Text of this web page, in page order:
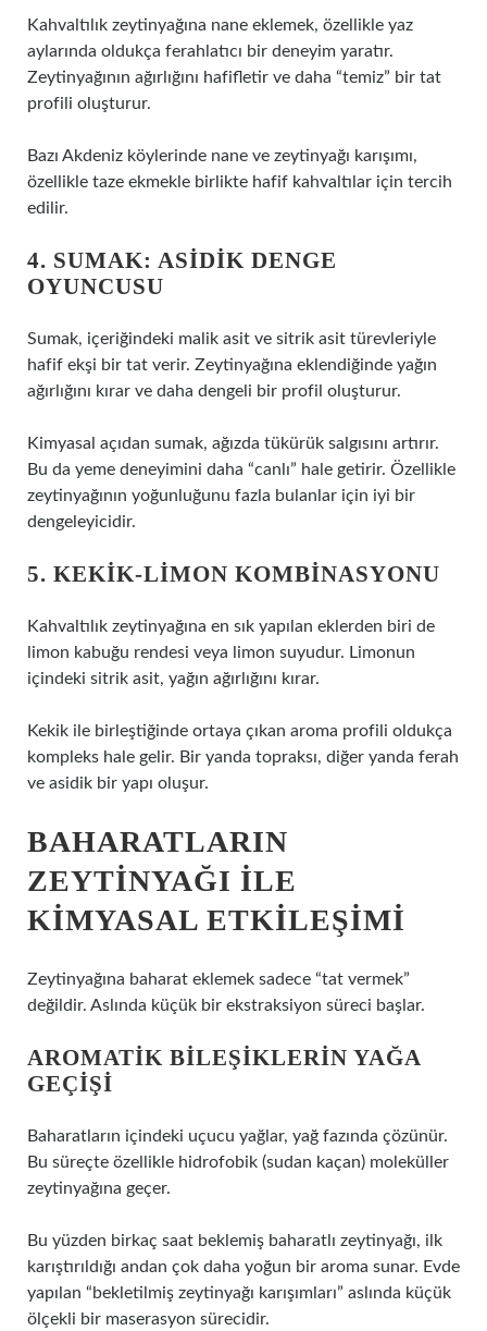
Kahvaltılık zeytinyağına nane eklemek, özellikle yaz
aylarında oldukça ferahlatıcı bir deneyim yaratır.
Zeytinyağının ağırlığını hafifletir ve daha “temiz” bir tat
profili oluşturur.
Bazı Akdeniz köylerinde nane ve zeytinyağı karışımı,
özellikle taze ekmekle birlikte hafif kahvaltılar için tercih
edilir.
4. SUMAK: ASIDIK DENGE
OYUNCUSU
Sumak, içeriğindeki malik asit ve sitrik asit türevleriyle
hafif ekşi bir tat verir. Zeytinyağına eklendiğinde yağın
ağırlığını kırar ve daha dengeli bir profil oluşturur.
Kimyasal açıdan sumak, ağızda tükürük salgısını artırır.
Bu da yeme deneyimini daha “canlı” hale getirir. Özellikle
zeytinyağının yoğunluğunu fazla bulanlar için iyi bir
dengeleyicidir.
5. KEKIK-LIMON KOMBINASYONU
Kahvaltılık zeytinyağına en sık yapılan eklerden biri de
limon kabuğu rendesi veya limon suyudur. Limonun
içindeki sitrik asit, yağın ağırlığını kırar.
Kekik ile birleştiğinde ortaya çıkan aroma profili oldukça
kompleks hale gelir. Bir yanda topraksı, diğer yanda ferah
ve asidik bir yapı oluşur.
BAHARATLARIN
ZEYTINYAĞI ILE
KIMYASAL ETKILEŞIMI
Zeytinyağına baharat eklemek sadece “tat vermek”
değildir. Aslında küçük bir ekstraksiyon süreci başlar.
AROMATIK BILEŞIKLERIN YAĞA
GEÇIŞI
Baharatların içindeki uçucu yağlar, yağ fazında çözünür.
Bu süreçte özellikle hidrofobik (sudan kaçan) moleküller
zeytinyağına geçer.
Bu yüzden birkaç saat beklemiş baharatlı zeytinyağı, ilk
karıştırıldığı andan çok daha yoğun bir aroma sunar. Evde
yapılan “bekletilmiş zeytinyağı karışımları” aslında küçük
ölçekli bir maserasyon sürecidir.